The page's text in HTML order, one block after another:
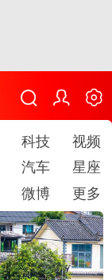
科技
视频
汽车
星座
微博 更多